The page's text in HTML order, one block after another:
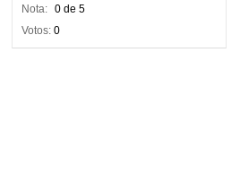
Nota: 0 de 5
Votos: 0